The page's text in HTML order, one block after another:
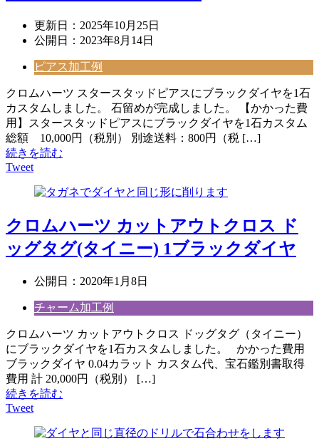
更新日： 2025年10月25日
公開日： 2023年8月14日
ピアス加工例
クロムハーツ スタースタッドピアスにブラックダイヤを1石
カスタムしました。 石留めが完成しました。 【かかった費
用】スタースタッドピアスにブラックダイヤを1石カスタム
総額 10,000円（税別） 別途送料：800円（税 […]
続きを読む
Tweet
クロムハーツ カットアウトクロス ド
ッグタグ(タイニー) 1ブラックダイヤ
公開日： 2020年1月8日
チャーム加工例
クロムハーツ カットアウトクロス ドッグタグ（タイニー）
にブラックダイヤを1石カスタムしました。 かかった費用
ブラックダイヤ 0.04カラット カスタム代、宝石鑑別書取得
費用 計 20,000円（税別） […]
続きを読む
Tweet